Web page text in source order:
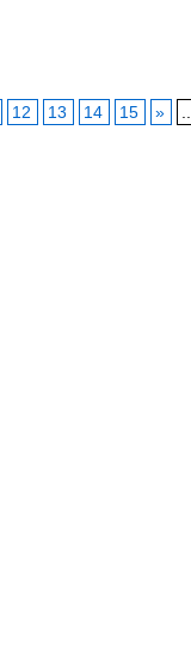
12 13 14 15 »